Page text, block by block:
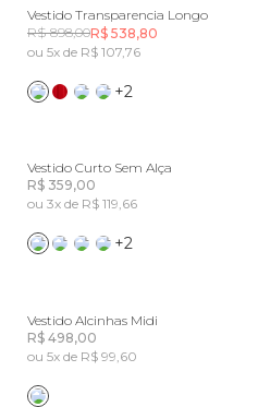
Vestido Transparencia Longo
R$ 898,00R$ 538,80
ou 5x de R$ 107,76
+2
Vestido Curto Sem Alça
R$ 359,00
ou 3x de R$ 119,66
+2
Vestido Alcinhas Midi
R$ 498,00
ou 5x de R$ 99,60